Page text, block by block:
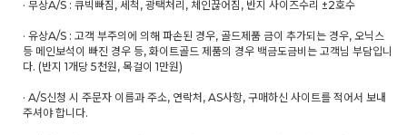
· 무상A/S : 큐빅빠짐, 세척, 광택처리, 체인끊어짐, 반지 사이즈수리 ±2호수
· 유상A/S : 고객 부주의에 의해 파손된 경우, 골드제품 금이 추가되는 경우, 오닉스
등 메인보석이 빠진 경우 등, 화이트골드 제품의 경우 백금도금비는 고객님 부담입니
다. (반지 1개당 5천원, 목걸이 1만원)
· A/S신청 시 주문자 이름과 주소, 연락처, AS사항, 구매하신 사이트를 적어서 보내
주셔야 합니다.